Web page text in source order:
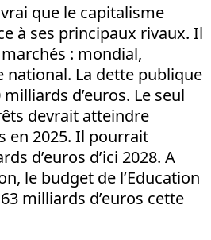
vrai que le capitalisme
à ses principaux rivaux. Il
: mondial,
national. La dette publique
d’euros. Le seul
devrait atteindre
en 2025. Il pourrait
d’euros d’ici 2028. A
le budget de l’Education
milliards d’euros cette